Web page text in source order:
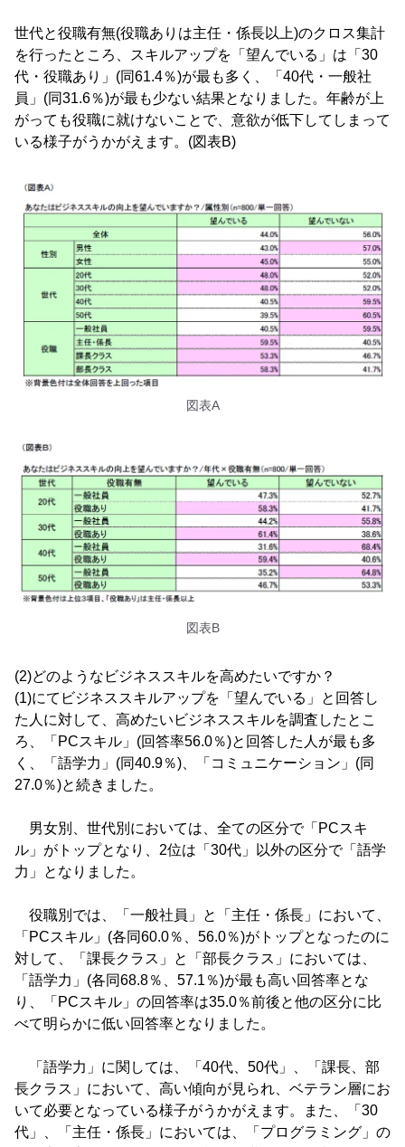
世代と役職有無(役職ありは主任・係長以上)のクロス集計
を行ったところ、スキルアップを「望んでいる」は「30
代・役職あり」(同61.4％)が最も多く、「40代・一般社
員」(同31.6％)が最も少ない結果となりました。年齢が上
がっても役職に就けないことで、意欲が低下してしまって
いる様子がうかがえます。(図表B)
図表A
図表B
(2)どのようなビジネススキルを高めたいですか？
(1)にてビジネススキルアップを「望んでいる」と回答し
た人に対して、高めたいビジネススキルを調査したとこ
ろ、「PCスキル」(回答率56.0％)と回答した人が最も多
く、「語学力」(同40.9％)、「コミュニケーション」(同
27.0％)と続きました。
男女別、世代別においては、全ての区分で「PCスキ
ル」がトップとなり、2位は「30代」以外の区分で「語学
力」となりました。
役職別では、「一般社員」と「主任・係長」において、
「PCスキル」(各同60.0％、56.0％)がトップとなったのに
対して、「課長クラス」と「部長クラス」においては、
「語学力」(各同68.8％、57.1％)が最も高い回答率とな
り、「PCスキル」の回答率は35.0％前後と他の区分に比
べて明らかに低い回答率となりました。
「語学力」に関しては、「40代、50代」、「課長、部
長クラス」において、高い傾向が見られ、ベテラン層にお
いて必要となっている様子がうかがえます。また、「30
代」、「主任・係長」においては、「プログラミング」の